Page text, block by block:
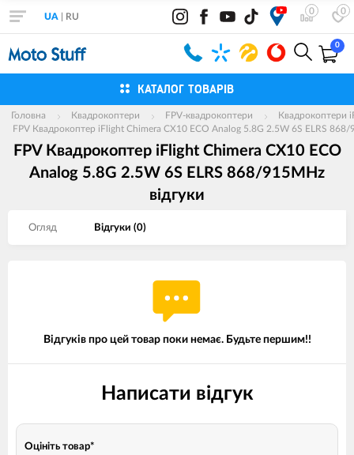
0 0
UA RU
0
КАТАЛОГ ТОВАРІВ
Головна Квадрокоптери FPV-квадрокоптери
Квадрокоптери
FPV Квадрокоптер iFlight Chimera CX10 ECO Analog 5.8G 2.5W 6S ELRS 868/
FPV Квадрокоптер iFlight Chimera CX10 ECO
Analog 5.8G 2.5W 6S ELRS 868/915MHz
вiдгуки
Огляд Вiдгуки (0)
Відгуків про цей товар поки немає. Будьте першим!!
Написати відгук
Оцініть товар*